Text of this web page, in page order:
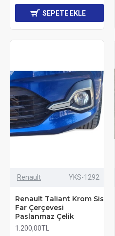
SEPETE EKLE
Renault YKS-1292
Renault Taliant Krom Sis
Far Çerçevesi
Paslanmaz Çelik
1.200,00TL